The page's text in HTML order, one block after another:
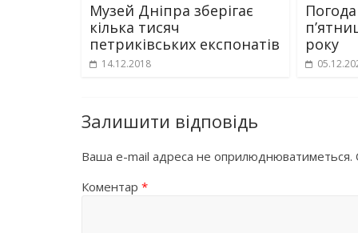
Музей Дніпра зберігає
кілька тисяч
петриківських експонатів
14.12.2018
року
Залишити відповідь
Ваша e-mail адреса не оприлюднюватиметься.
Коментар *